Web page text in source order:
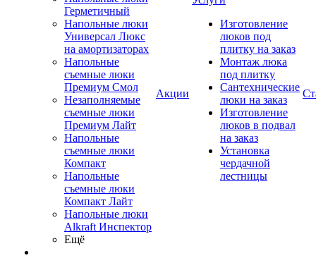
Герметичный
Напольные люки
Универсал Люкс
на амортизаторах
Напольные
съемные люки
Премиум Смол
Незаполняемые
съемные люки
Премиум Лайт
Напольные
съемные люки
Компакт
Напольные
съемные люки
Компакт Лайт
Напольные люки
Alkraft Инспектор
Ещё
Акции
Изготовление
люков под
плитку на заказ
Монтаж люка
под плитку
Сантехнические
люки на заказ
Изготовление
люков в подвал
на заказ
Установка
чердачной
лестницы